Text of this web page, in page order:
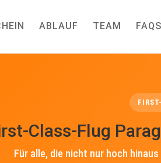
ABLAUF TEAM FAQS
Class-Flug
Für alle, die nicht nur hoch